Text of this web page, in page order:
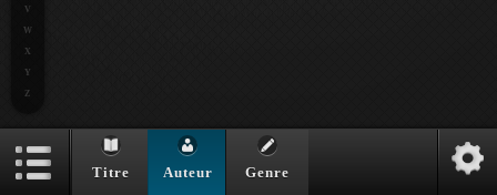
V
W
X
Y
Z
Titre Auteur Genre